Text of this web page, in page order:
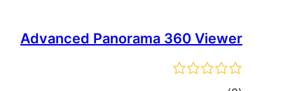
Advanced Panorama 360 Viewer